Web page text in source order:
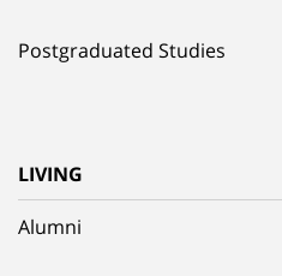
Postgraduated Studies
LIVING
Alumni